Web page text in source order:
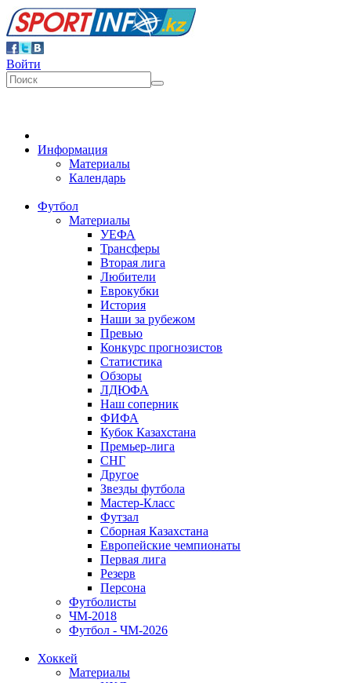
Войти
Информация
Материалы
Календарь
Футбол
Материалы
УЕФА
Трансферы
Вторая лига
Любители
Еврокубки
История
Наши за рубежом
Превью
Конкурс прогнозистов
Статистика
Обзоры
ЛДЮФА
Наш соперник
ФИФА
Кубок Казахстана
Премьер-лига
СНГ
Другое
Звезды футбола
Мастер-Класс
Футзал
Сборная Казахстана
Европейские чемпионаты
Первая лига
Резерв
Персона
Футболисты
ЧМ-2018
Футбол - ЧМ-2026
Хоккей
Материалы